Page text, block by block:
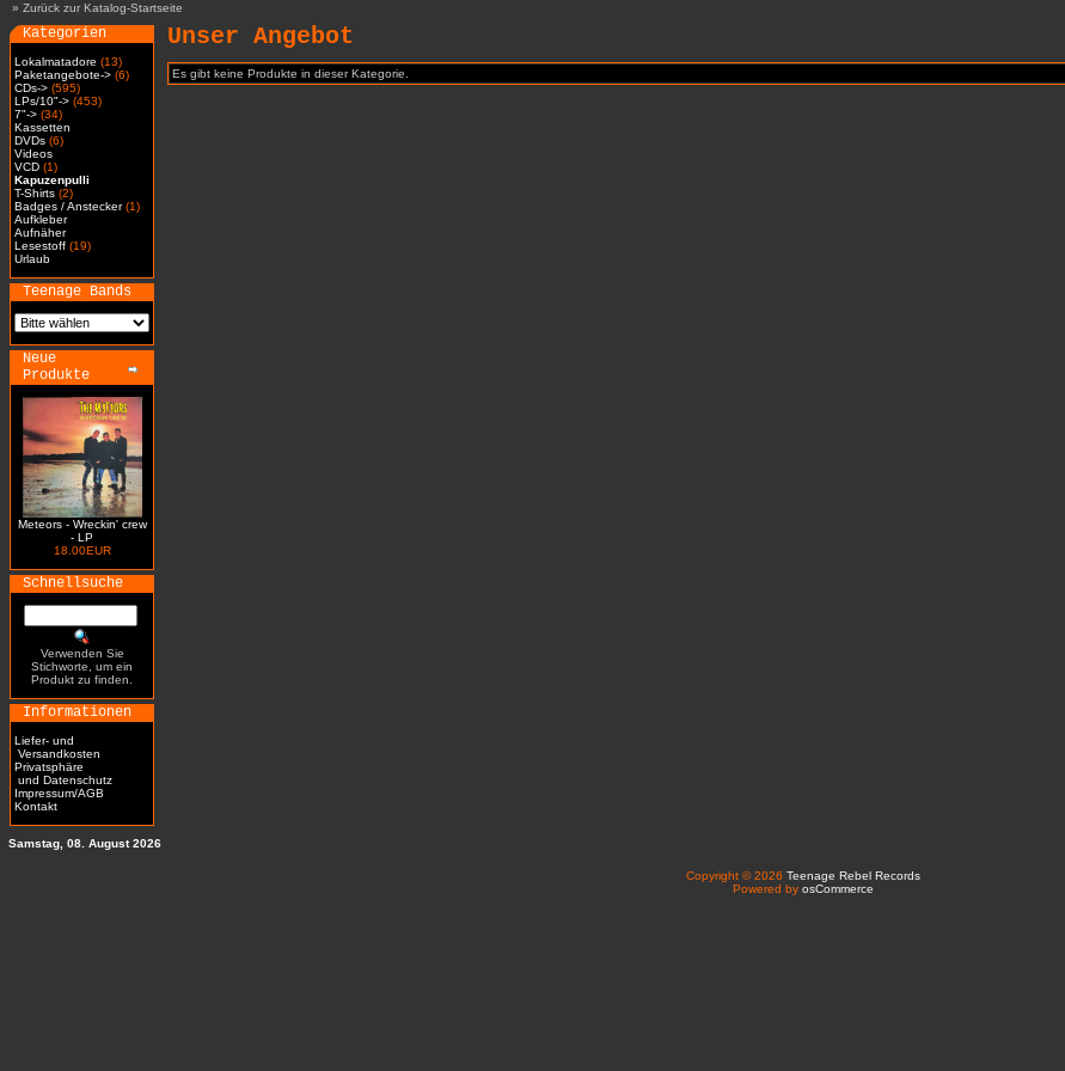
» Zurück zur Katalog-Startseite
Kategorien
Lokalmatadore (13)
Paketangebote-> (6)
CDs-> (595)
LPs/10"-> (453)
7"-> (34)
Kassetten
DVDs (6)
Videos
VCD (1)
Kapuzenpulli
T-Shirts (2)
Badges / Anstecker(1)
Aufkleber
Aufnäher
Lesestoff (19)
Urlaub
Teenage Bands
Neue
Produkte
Meteors - Wreckin' crew
- LP
18.00EUR
Schnellsuche
Verwenden Sie
Stichworte, um ein
Produkt zu finden.
Informationen
Liefer- und
Versandkosten
Privatsphäre
und Datenschutz
Impressum/AGB
Kontakt
Unser Angebot
Es gibt keine Produkte in dieser Kategorie.
Samstag, 08. August 2026
Copyright © 2026 Teenage Rebel Records
Powered by osCommerce